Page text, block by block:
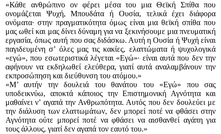
«Κάθε ανθρώπινο ον φέρει μέσα του μια Θε­ϊκή Σπίθα που
ονομάζεται Ψυχή, Μπουδάτα ή Ου­σία, τελικά έχει διάφορα
ονόματα∙ στην πραγ­μα­τικότητα όμως είναι μια θεϊκή σπίθα που
μας ω­θεί και μας δίνει δύναμη για να ξεκινήσουμε μια πνευματική
εργασία, ό­πως αυτή που σας δι­δά­σκω. Αυτή η Ουσία ή Ψυχή είναι
παγιδευ­μέ­νη σ’ όλες μας τις κα­κίες, ελαττώματα ή ψυχο­λο­γι­κά
«εγώ», που ε­σω­τεριστικά λέγεται «Εγώ»∙ είναι αυτά που δεν την
αφήνουν να εκδηλωθεί ελεύθερα, για­τί αυτά αναλαμβάνουν την
εκπρο­σώ­πηση και διεύθυνση του ατόμου.»
«Μ’ αυτήν την δουλειά του θανάτου του «Εγώ» που σας
υποδεικνύω, αποκτά κάποιος την Ε­πιστη­μο­νική Αγνότητα και
μαθαίνει ν’ αγα­πά την Αν­θρωπότητα. Αυτός που δεν δουλεύει με
την διάλυση των ελατ­τω­μάτων, δεν μπορεί ποτέ να φθάσει στην
Α­γνότητα ούτε μπορεί ποτέ να φθάσει να αισθαν­θεί αγάπη για
τους άλλους, γιατί δεν αγαπά τον εαυτό του.»